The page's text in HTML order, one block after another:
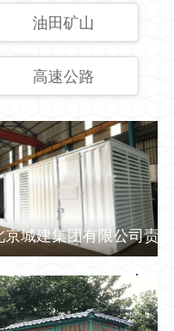
油田矿山
高速公路
京城建集团有限公司责